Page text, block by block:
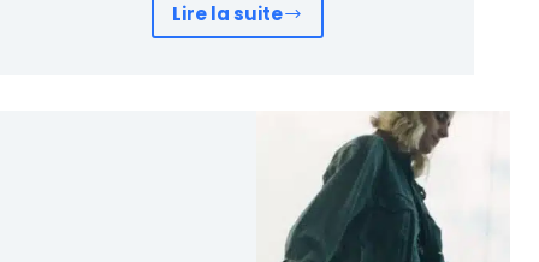
Lire la suite
Faut-
prochain
Krach
Boursier